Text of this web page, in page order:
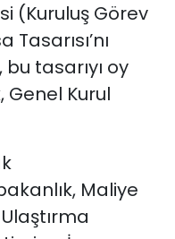
(Kuruluş Görev
tasarıyı oy
Kurul
Maliye
Ulaştırma